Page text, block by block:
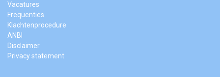
Vacatures
Frequenties
Klachtenprocedure
ANBI
Disclaimer
Privacy statement